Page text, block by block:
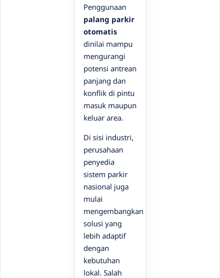
Penggunaan
palang parkir
otomatis
dinilai mampu
mengurangi
potensi antrean
panjang dan
konflik di pintu
masuk maupun
keluar area.
Di sisi industri,
perusahaan
penyedia
sistem parkir
nasional juga
mulai
mengembangkan
solusi yang
lebih adaptif
dengan
kebutuhan
lokal. Salah